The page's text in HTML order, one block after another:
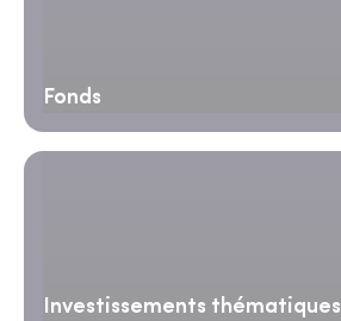
Fonds
Investissements thématiques